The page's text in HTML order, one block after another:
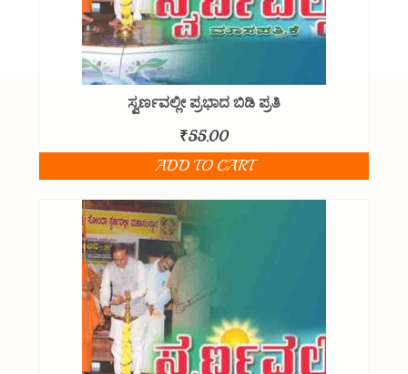
ಸ್ವರ್ಣವಲ್ಲೀ ಪ್ರಭಾದ ಬಿಡಿ ಪ್ರತಿ
₹55.00
ADD TO CART